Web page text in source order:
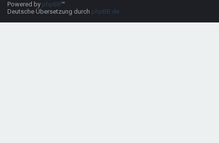
Powered by phpBB™
Deutsche Übersetzung durch phpBB.de